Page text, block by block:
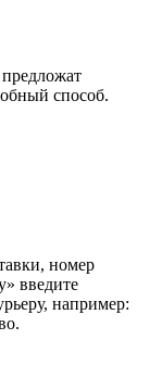
способ.
номер
введите
например: